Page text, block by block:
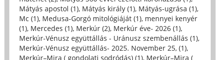
Mátyás apostol (1), Mátyás király (1), Mátyás-ugrása (1),
Mc (1), Medusa-Gorgó mitológiáját (1), mennyei kenyér
(1), Mercedes (1), Merkúr (2), Merkúr éve- 2026 (1),
Merkúr-Vénusz együttállás - Uránusz szembenállás (1),
Merkúr-Vénusz együttállás- 2025. November 25, (1),
Merkúr–Mira ( gondolati sodródás) (1), Merkúr–Mira (